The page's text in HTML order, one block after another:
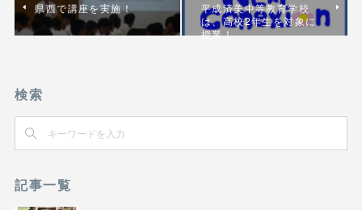
県西で講座を実施！
平成済美中等教育学校
は、高校2年生を対象に
授業！
検索
記事一覧